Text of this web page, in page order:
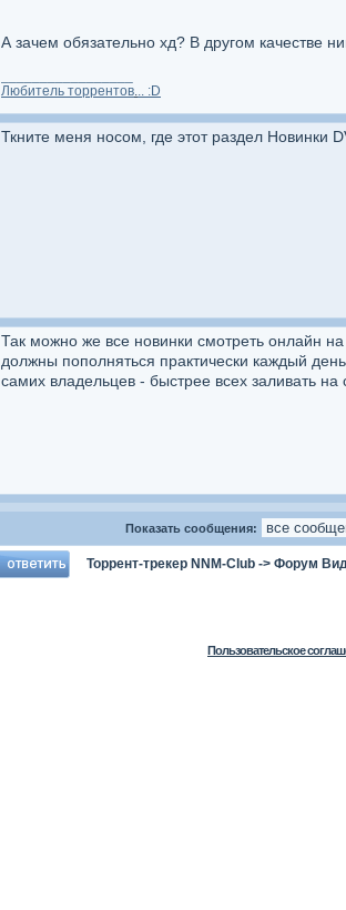
А зачем обязательно хд? В другом качестве
Любитель торрентов... :D
Ткните меня носом, где этот раздел
Так можно же все новинки смотреть онлайн
должны пополняться практически каждый
самих владельцев - быстрее всех заливать на
Показать сообщения:
Торрент-трекер NNM-Club -> Форум
Пользовательское